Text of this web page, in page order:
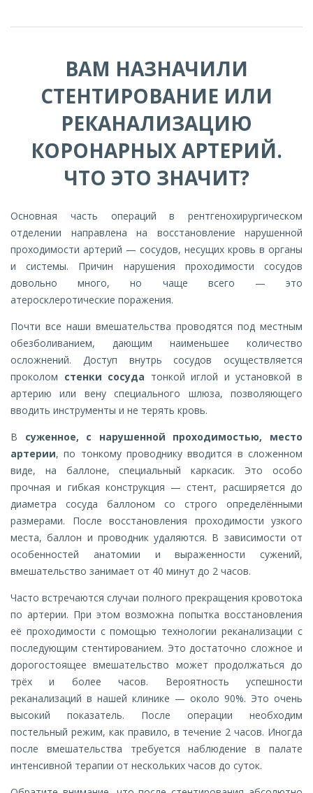
ВАМ НАЗНАЧИЛИ
СТЕНТИРОВАНИЕ ИЛИ
РЕКАНАЛИЗАЦИЮ
КОРОНАРНЫХ АРТЕРИЙ.
ЧТО ЭТО ЗНАЧИТ?
Основная часть операций в рентгенохирургическом
отделении направлена на восстановление нарушенной
проходимости артерий — сосудов, несущих кровь в органы
и системы. Причин нарушения проходимости сосудов
довольно много, но чаще всего — это
атеросклеротические поражения.
Почти все наши вмешательства проводятся под местным
обезболиванием, дающим наименьшее количество
осложнений. Доступ внутрь сосудов осуществляется
проколом стенки сосуда тонкой иглой и установкой в
артерию или вену специального шлюза, позволяющего
вводить инструменты и не терять кровь.
В суженное, с нарушенной проходимостью, место
артерии, по тонкому проводнику вводится в сложенном
виде, на баллоне, специальный каркасик. Это особо
прочная и гибкая конструкция — стент, расширяется до
диаметра сосуда баллоном со строго определёнными
размерами. После восстановления проходимости узкого
места, баллон и проводник удаляются. В зависимости от
особенностей анатомии и выраженности сужений,
вмешательство занимает от 40 минут до 2 часов.
Часто встречаются случаи полного прекращения кровотока
по артерии. При этом возможна попытка восстановления
её проходимости с помощью технологии реканализации с
последующим стентированием. Это достаточно сложное и
дорогостоящее вмешательство может продолжаться до
трёх и более часов. Вероятность успешности
реканализаций в нашей клинике — около 90%. Это очень
высокий показатель. После операции необходим
постельный режим, как правило, в течение 2 часов. Иногда
после вмешательства требуется наблюдение в палате
интенсивной терапии от нескольких часов до суток.